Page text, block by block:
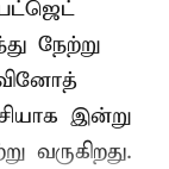
நேற்று
இன்று
வருகிறது.